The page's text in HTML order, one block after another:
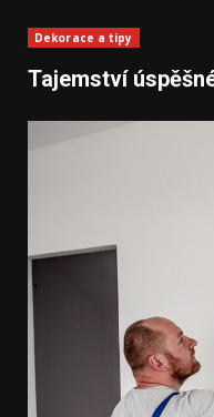
Dekorace a tipy
Tajemství